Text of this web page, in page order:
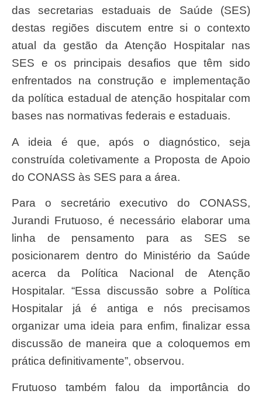
das secretarias estaduais de Saúde (SES)
destas regiões discutem entre si o contexto
atual da gestão da Atenção Hospitalar nas
SES e os principais desafios que têm sido
enfrentados na construção e implementação
da política estadual de atenção hospitalar com
bases nas normativas federais e estaduais.
A ideia é que, após o diagnóstico, seja
construída coletivamente a Proposta de Apoio
do CONASS às SES para a área.
Para o secretário executivo do CONASS,
Jurandi Frutuoso, é necessário elaborar uma
linha de pensamento para as SES se
posicionarem dentro do Ministério da Saúde
acerca da Política Nacional de Atenção
Hospitalar. “Essa discussão sobre a Política
Hospitalar já é antiga e nós precisamos
organizar uma ideia para enfim, finalizar essa
discussão de maneira que a coloquemos em
prática definitivamente”, observou.
Frutuoso também falou da importância do